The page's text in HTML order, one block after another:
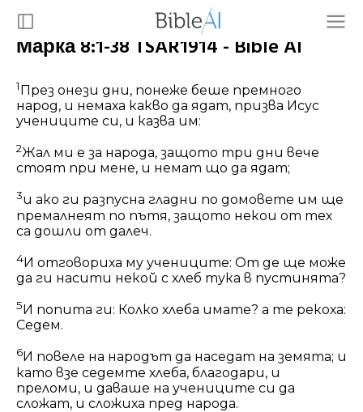
Марка 8:1-38 TSAR1914 - Bible AI
1През онези дни, понеже беше премного
народ, и немаха какво да ядат, призва Исус
учениците си, и казва им:
2Жал ми е за народа, защото три дни вече
стоят при мене, и немат що да ядат;
3и ако ги разпусна гладни по домовете им ще
премалнеят по пътя, защото некои от тех
са дошли от далеч.
4И отговориха му учениците: От де ще може
да ги насити некой с хлеб тука в пустинята?
5 И попита ги: Колко хлеба имате? а те рекоха:
Седем.
6И повеле на народът да наседат на земята; и
като взе седемте хлеба, благодари, и
преломи, и даваше на учениците си да
сложат, и сложиха пред народа.